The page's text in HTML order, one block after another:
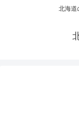
北海道